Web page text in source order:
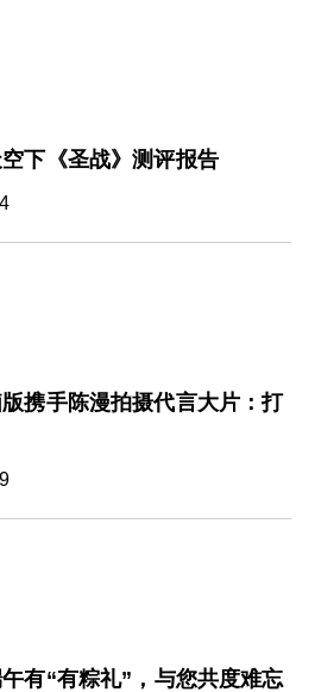
下《圣战》测评报告
版携手陈漫拍摄代言大片：打
有“有粽礼”，与您共度难忘